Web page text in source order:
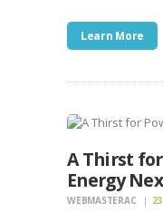
Learn More
A Thirst
Energy
WEBMASTERAC